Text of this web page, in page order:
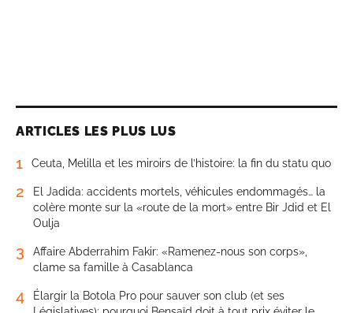
ARTICLES LES PLUS LUS
1 Ceuta, Melilla et les miroirs de l’histoire: la fin du statu quo
2
El Jadida: accidents mortels, véhicules endommagés… la
colère monte sur la «route de la mort» entre Bir Jdid et El
Oulja
3
Affaire Abderrahim Fakir: «Ramenez-nous son corps»,
clame sa famille à Casablanca
4
Élargir la Botola Pro pour sauver son club (et ses